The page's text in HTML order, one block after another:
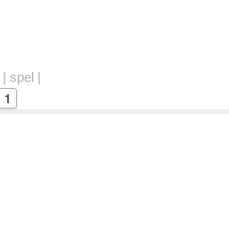
| spel |
1